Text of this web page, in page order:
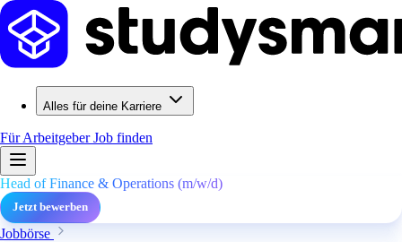
Alles für deine Karriere
Für ArbeitgeberJob finden
Head of Finance & Operations (m/w/d)
Jetzt bewerben
Jobbörse